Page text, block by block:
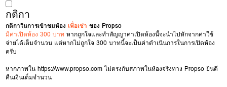
กติกา
กติกาในการเข้าชมห้องเพื่อเช่า ของ Propso
มีค่าเปิดห้อง 300 บาท หากถูกใจและทำสัญญาค่าเปิดห้องนี้จะนำไปหักจากค่าใช้
จ่ายได้เต็มจำนวน แต่หากไม่ถูกใจ 300 บาทนี้จะเป็นค่าดำเนินการในการเปิดห้อง
ครับ
หากภาพในhttps://www.propso.comไม่ตรงกับสภาพในห้องจริงทาง Propso ยินดี
คืนเงินเต็มจำนวน